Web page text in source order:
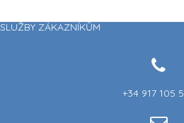
SLUŽBY ZÁKAZNÍKŮM
+34 917 105